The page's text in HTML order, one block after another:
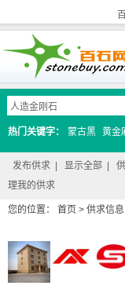
热门关键字： 蒙古黑 黄金
发布供求 显示全部
理我的供求
您的位置： 首页 > 供求信息